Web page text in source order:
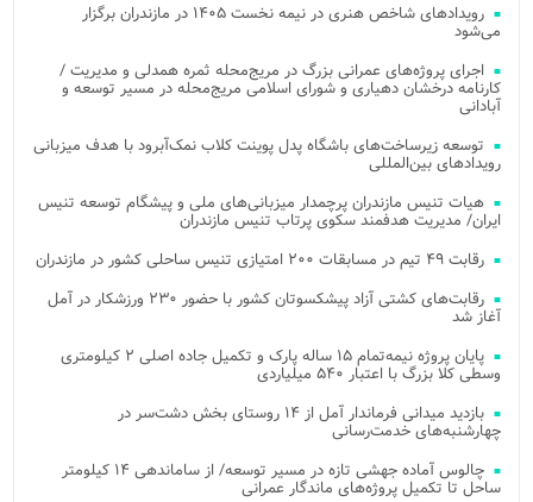
رویدادهای شاخص هنری در نیمه نخست ۱۴۰۵ در مازندران برگزار
می‌شود
اجرای پروژه‌های عمرانی بزرگ در مریج‌محله ثمره همدلی و مدیریت /
کارنامه درخشان دهیاری و شورای اسلامی مریج‌محله در مسیر توسعه و
آبادانی
توسعه زیرساخت‌های باشگاه پدل پوینت کلاب نمک‌آبرود با هدف میزبانی
رویدادهای بین‌المللی
هیات تنیس مازندران پرچمدار میزبانی‌های ملی و پیشگام توسعه تنیس
ایران/ مدیریت هدفمند سکوی پرتاب تنیس مازندران
رقابت ۴۹ تیم در مسابقات ۲۰۰ امتیازی تنیس ساحلی کشور در مازندران
رقابت‌های کشتی آزاد پیشکسوتان کشور با حضور ۲۳۰ ورزشکار در آمل
آغاز شد
پایان پروژه نیمه‌تمام ۱۵ ساله پارک و تکمیل جاده اصلی ۲ کیلومتری
وسطی کلا بزرگ با اعتبار ۵۴۰ میلیاردی
بازدید میدانی فرماندار آمل از ۱۴ روستای بخش دشت‌سر در
چهارشنبه‌های خدمت‌رسانی
چالوس آماده جهشی تازه در مسیر توسعه/ از ساماندهی ۱۴ کیلومتر
ساحل تا تکمیل پروژه‌های ماندگار عمرانی